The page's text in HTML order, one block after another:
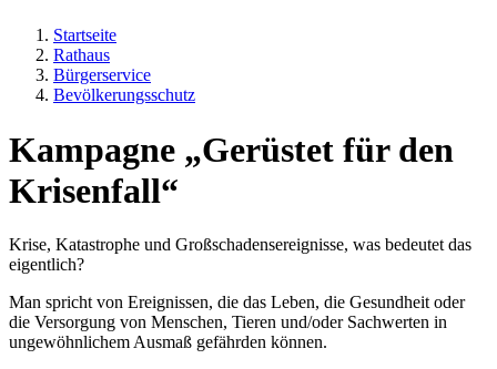
Startseite
Rathaus
Bürgerservice
Bevölkerungsschutz
Kampagne „Gerüstet für den
Krisenfall“
Krise, Katastrophe und Großschadensereignisse, was bedeutet das
eigentlich?
Man spricht von Ereignissen, die das Leben, die Gesundheit oder
die Versorgung von Menschen, Tieren und/oder Sachwerten in
ungewöhnlichem Ausmaß gefährden können.